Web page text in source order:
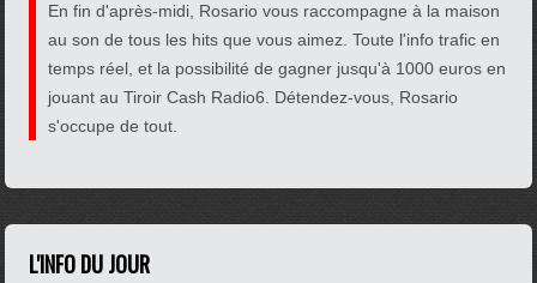
En fin d'après-midi, Rosario vous raccompagne à la maison
au son de tous les hits que vous aimez. Toute l'info trafic en
temps réel, et la possibilité de gagner jusqu'à 1000 euros en
jouant au Tiroir Cash Radio6. Détendez-vous, Rosario
s'occupe de tout.
L'INFO DU JOUR